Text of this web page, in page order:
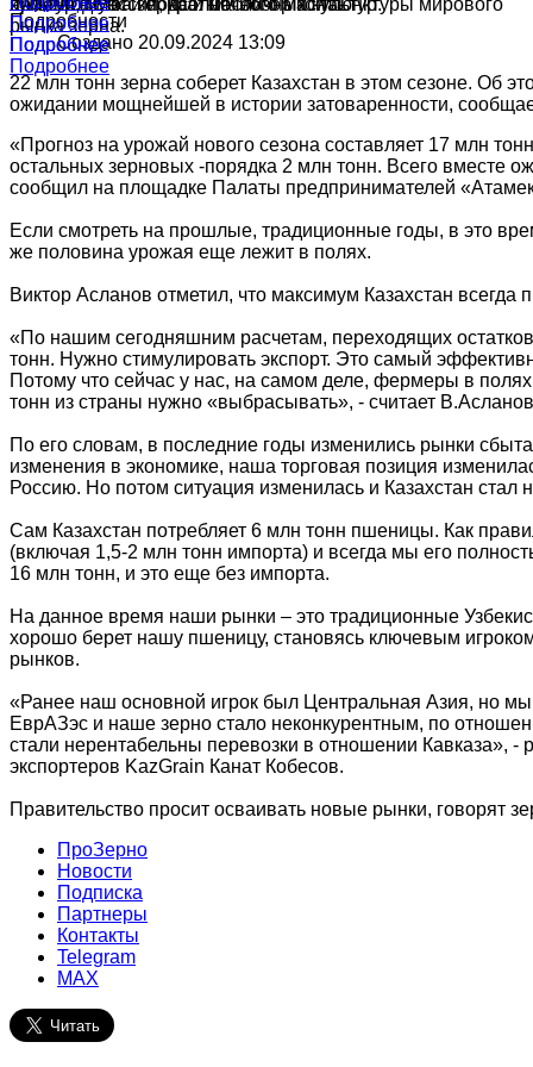
культур в России, краткий обзор конъюнктуры мирового
рынка зерна.
Подробнее
ячменя, муки и подсолнечного масла.
Подробнее
производства зерна и масличных культур.
Подробнее
Подробнее
Подробности
Создано 20.09.2024 13:09
22 млн тонн зерна соберет Казахстан в этом сезоне. Об
ожидании мощнейшей в истории затоваренности,
«Прогноз на урожай нового сезона составляет 17 млн
остальных зерновых -порядка 2 млн тонн. Всего вместе
сообщил на площадке Палаты предпринимателей
Если смотреть на прошлые, традиционные годы, в это
же половина урожая еще лежит в полях.
Виктор Асланов отметил, что максимум Казахстан всегда
«По нашим сегодняшним расчетам, переходящих
тонн. Нужно стимулировать экспорт. Это самый
Потому что сейчас у нас, на самом деле, фермеры в
тонн из страны нужно «выбрасывать», - считает
По его словам, в последние годы изменились рынки сбыта
изменения в экономике, наша торговая позиция
Россию. Но потом ситуация изменилась и Казахстан стал
Сам Казахстан потребляет 6 млн тонн пшеницы. Как
(включая 1,5-2 млн тонн импорта) и всегда мы его
16 млн тонн, и это еще без импорта.
На данное время наши рынки – это традиционные
хорошо берет нашу пшеницу, становясь ключевым
рынков.
«Ранее наш основной игрок был Центральная Азия, но мы
ЕврАЗэс и наше зерно стало неконкурентным, по
стали нерентабельны перевозки в отношении Кавказа»,
экспортеров KazGrain Канат Кобесов.
Правительство просит осваивать новые рынки, говорят
ПроЗерно
Новости
Подписка
Партнеры
Контакты
Telegram
MAX